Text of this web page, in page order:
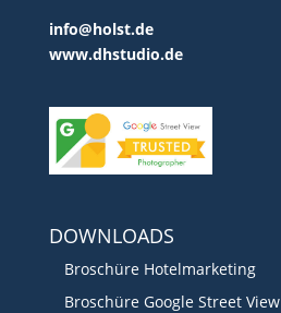
info@holst.de
www.dhstudio.de
DOWNLOADS
Broschüre Hotelmarketing
Broschüre Google Street View